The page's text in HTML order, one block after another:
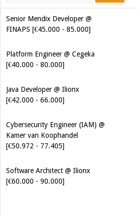
Senior Mendix Developer @
FINAPS [€45.000 - 85.000]
Platform Engineer @ Cegeka
[€40.000 - 80.000]
Java Developer @ Ilionx
[€42.000 - 66.000]
Cybersecurity Engineer (IAM) @
Kamer van Koophandel
[€50.972 - 77.405]
Software Architect @ Ilionx
[€60.000 - 90.000]